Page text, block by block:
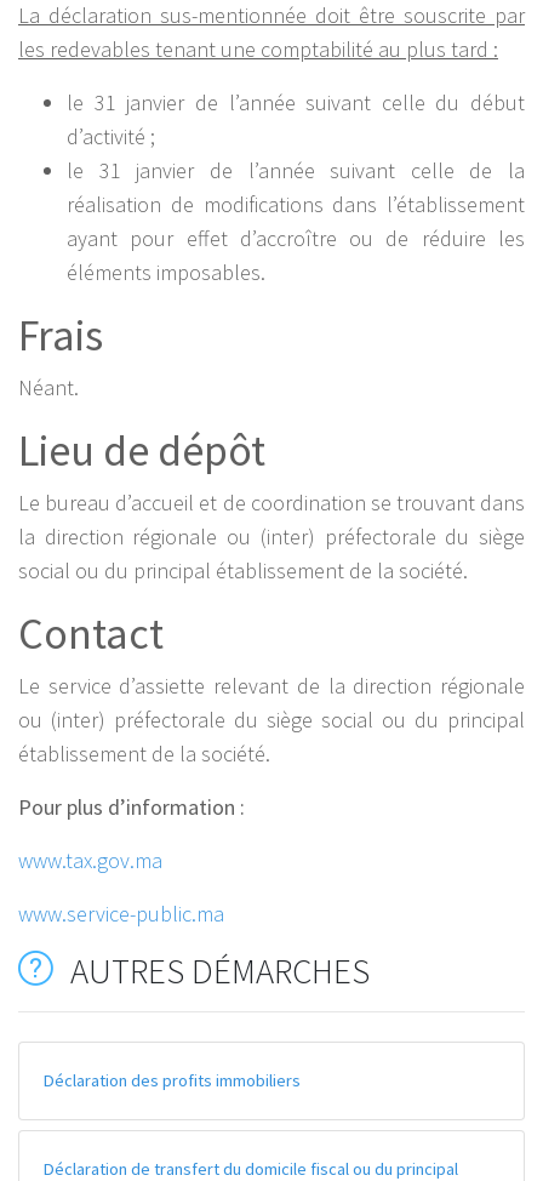
La déclaration sus-mentionnée doit être souscrite par
les redevables tenant une comptabilité au plus tard :
le 31 janvier de l’année suivant celle du début
d’activité ;
le 31 janvier de l’année suivant celle de la
réalisation de modifications dans l’établissement
ayant pour effet d’accroître ou de réduire les
éléments imposables.
Frais
Néant.
Lieu de dépôt
Le bureau d’accueil et de coordination se trouvant dans
la direction régionale ou (inter) préfectorale du siège
social ou du principal établissement de la société.
Contact
Le service d’assiette relevant de la direction régionale
ou (inter) préfectorale du siège social ou du principal
établissement de la société.
Pour plus d’information :
www.tax.gov.ma
www.service-public.ma
AUTRES DÉMARCHES
Déclaration des profits immobiliers
Déclaration de transfert du domicile fiscal ou du principal